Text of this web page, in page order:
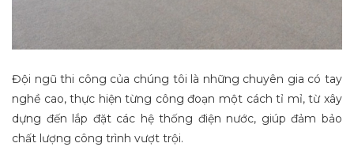
Đội ngũ thi công của chúng tôi là những chuyên gia có tay
nghề cao, thực hiện từng công đoạn một cách tỉ mỉ, từ xây
dựng đến lắp đặt các hệ thống điện nước, giúp đảm bảo
chất lượng công trình vượt trội.